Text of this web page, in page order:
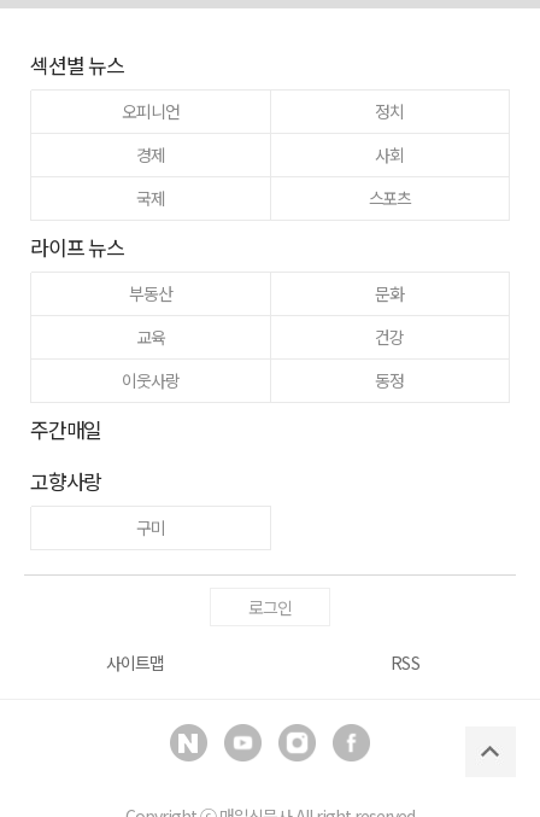
섹션별 뉴스
오피니언
정치
경제
사회
국제
스포츠
라이프 뉴스
부동산
문화
교육
건강
이웃사랑
동정
주간매일
고향사랑
구미
로그인
사이트맵 RSS